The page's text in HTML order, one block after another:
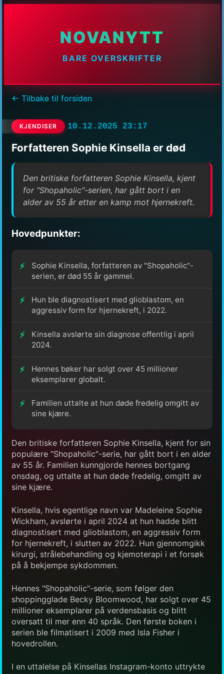
NOVANYTT
BARE OVERSKRIFTER
← Tilbake til forsiden
KJENDISER 10.12.2025 23:17
Forfatteren Sophie Kinsella er død
Den britiske forfatteren Sophie Kinsella, kjent
for "Shopaholic"-serien, har gått bort i en
alder av 55 år etter en kamp mot hjernekreft.
Hovedpunkter:
Sophie Kinsella, forfatteren av "Shopaholic"-
serien, er død 55 år gammel.
Hun ble diagnostisert med glioblastom, en
aggressiv form for hjernekreft, i 2022.
Kinsella avslørte sin diagnose offentlig i april
2024.
Hennes bøker har solgt over 45 millioner
eksemplarer globalt.
Familien uttalte at hun døde fredelig omgitt av
sine kjære.
Den britiske forfatteren Sophie Kinsella, kjent for sin
populære "Shopaholic"-serie, har gått bort i en alder
av 55 år. Familien kunngjorde hennes bortgang
onsdag, og uttalte at hun døde fredelig, omgitt av
sine kjære.
Kinsella, hvis egentlige navn var Madeleine Sophie
Wickham, avslørte i april 2024 at hun hadde blitt
diagnostisert med glioblastom, en aggressiv form
for hjernekreft, i slutten av 2022. Hun gjennomgikk
kirurgi, strålebehandling og kjemoterapi i et forsøk
på å bekjempe sykdommen.
Hennes "Shopaholic"-serie, som følger den
shoppingglade Becky Bloomwood, har solgt over 45
millioner eksemplarer på verdensbasis og blitt
oversatt til mer enn 40 språk. Den første boken i
serien ble filmatisert i 2009 med Isla Fisher i
hovedrollen.
I en uttalelse på Kinsellas Instagram-konto uttrykte